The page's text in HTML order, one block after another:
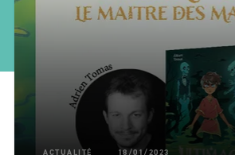
ACTUALITÉ 18/01/2023